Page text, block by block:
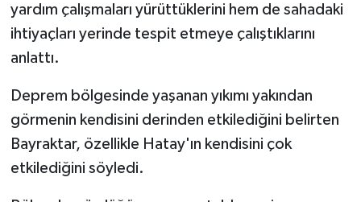
yardım çalışmaları yürüttüklerini hem de sahadaki
ihtiyaçları yerinde tespit etmeye çalıştıklarını
anlattı.
Deprem bölgesinde yaşanan yıkımı yakından
görmenin kendisini derinden etkilediğini belirten
Bayraktar, özellikle Hatay'ın kendisini çok
etkilediğini söyledi.